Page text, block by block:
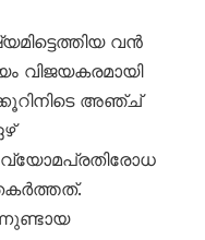
വൻ
വിജയകരമായി
അഞ്ച്